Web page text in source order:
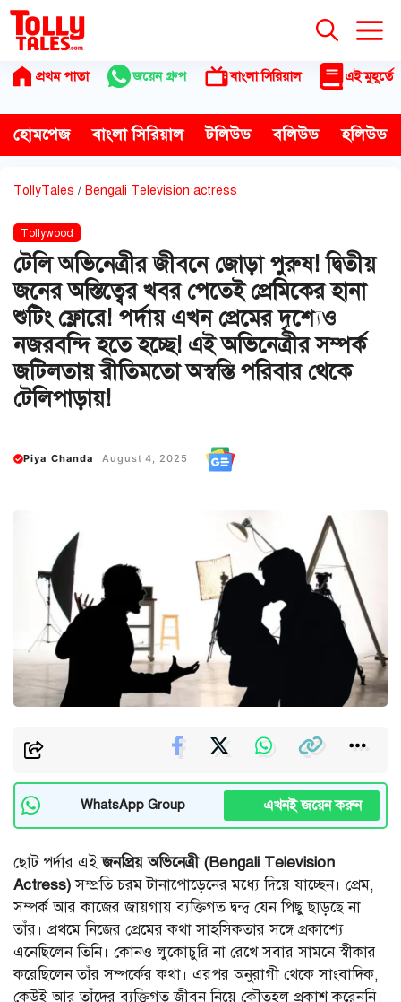
Skip
content
প্রথম পাতা জয়েন গ্রুপ বাংলা সিরিয়াল এই মুহূর্তে
হোমপেজ বাংলা সিরিয়াল টলিউড বলিউড হলিউড
TollyTales / Bengali Television actress
Tollywood
টেলি অভিনেত্রীর জীবনে জোড়া পুরুষ! দ্বিতীয়
জনের অস্তিত্বের খবর পেতেই প্রেমিকের হানা
শুটিং ফ্লোরে! পর্দায় এখন প্রেমের দৃশ্যেও
নজরবন্দি হতে হচ্ছে! এই অভিনেত্রীর সম্পর্ক
জটিলতায় রীতিমতো অস্বস্তি পরিবার থেকে
টেলিপাড়ায়!
Piya Chanda August 4, 2025
WhatsApp Group এখনই জয়েন করুন
ছোট পর্দার এইজনপ্রিয় অভিনেত্রী (Bengali Television
Actress)সম্প্রতি চরম টানাপোড়েনের মধ্যে দিয়ে যাচ্ছেন। প্রেম,
সম্পর্ক আর কাজের জায়গায় ব্যক্তিগত দ্বন্দ্ব যেন পিছু ছাড়ছে না
তাঁর। প্রথমে নিজের প্রেমের কথা সাহসিকতার সঙ্গে প্রকাশ্যে
এনেছিলেন তিনি। কোনও লুকোচুরি না রেখে সবার সামনে স্বীকার
করেছিলেন তাঁর সম্পর্কের কথা। এরপর অনুরাগী থেকে সাংবাদিক,
কেউই আর তাঁদের ব্যক্তিগত জীবন নিয়ে কৌতূহল প্রকাশ করেননি।